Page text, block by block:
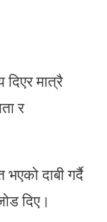
मात्रै
र
दाबी गर्दै
दिए।